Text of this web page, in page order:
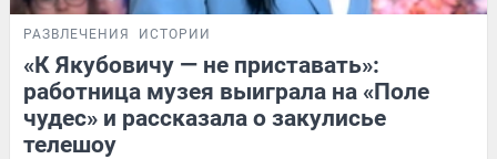
РАЗВЛЕЧЕНИЯ ИСТОРИИ
«К Якубовичу — не приставать»:
работница музея выиграла на «Поле
чудес» и рассказала о закулисье
телешоу